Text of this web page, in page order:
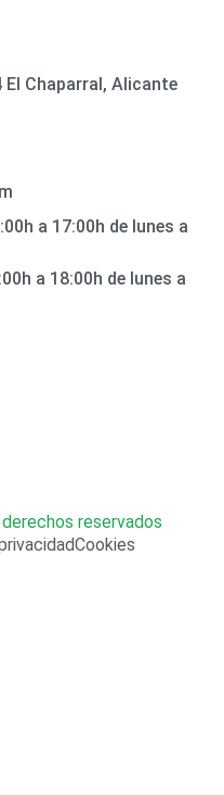
El Chaparral, Alicante
a 17:00h de lunes a
a 18:00h de lunes a
reservados
Cookies